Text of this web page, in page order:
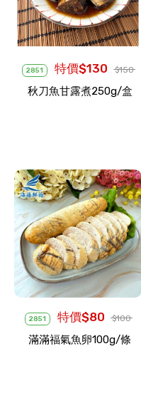
2851 特價$130 $150
秋刀魚甘露煮250g/盒
2851 特價$80 $100
滿滿福氣魚卵100g/條